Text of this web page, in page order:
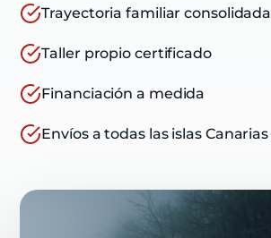
Trayectoria familiar consolidada
Taller propio certificado
Financiación a medida
Envíos a todas las islas Canarias